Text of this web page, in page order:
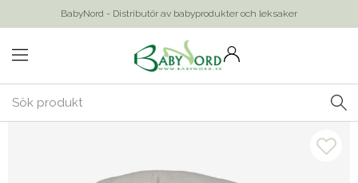
BabyNord - Distributör av babyprodukter och leksaker